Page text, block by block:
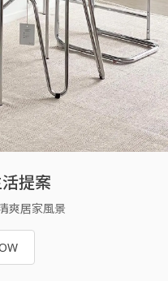
提案
爽居家風景